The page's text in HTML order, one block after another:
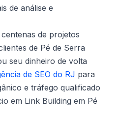
de análise e
de projetos
de Pé de Serra
seu dinheiro de volta
de SEO do RJ para
e tráfego qualificado
em Link Building em Pé